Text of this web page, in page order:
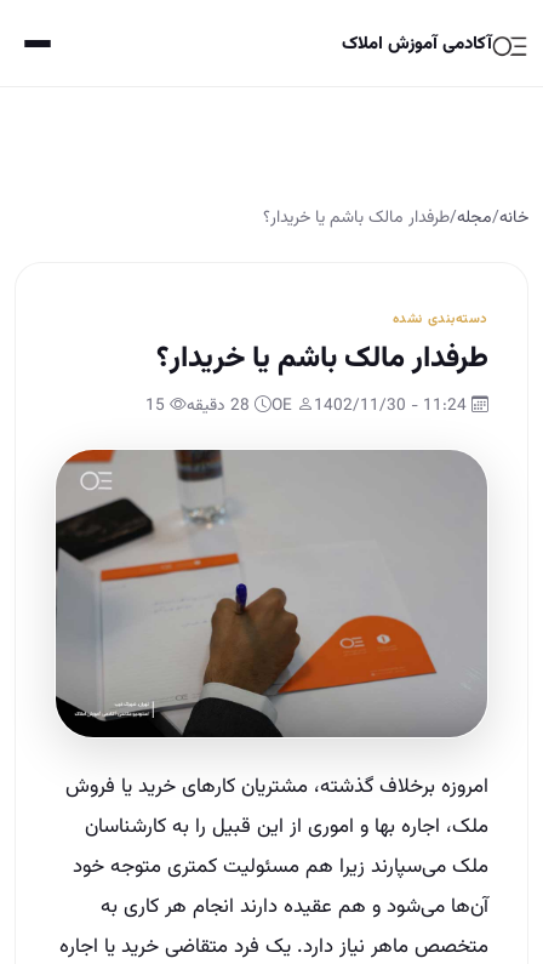
آکادمی آموزش املاک
خانه/مجله/طرفدار مالک باشم یا خریدار؟
دسته‌بندی نشده
طرفدار مالک باشم یا خریدار؟
امروزه برخلاف گذشته، مشتریان کارهای خرید یا فروش
ملک، اجاره بها و اموری از این قبیل را به کارشناسان
ملک می‌سپارند زیرا هم مسئولیت کمتری متوجه خود
آن‌ها می‌شود و هم عقیده دارند انجام هر کاری به
متخصص ماهر نیاز دارد. یک فرد متقاضی خرید یا اجاره